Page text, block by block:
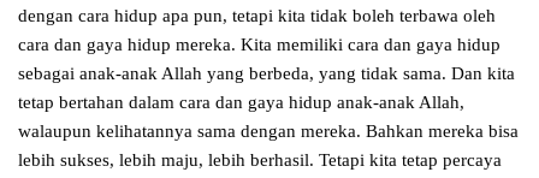
dengan cara hidup apa pun, tetapi kita tidak boleh terbawa oleh
cara dan gaya hidup mereka. Kita memiliki cara dan gaya hidup
sebagai anak-anak Allah yang berbeda, yang tidak sama. Dan kita
tetap bertahan dalam cara dan gaya hidup anak-anak Allah,
walaupun kelihatannya sama dengan mereka. Bahkan mereka bisa
lebih sukses, lebih maju, lebih berhasil. Tetapi kita tetap percaya